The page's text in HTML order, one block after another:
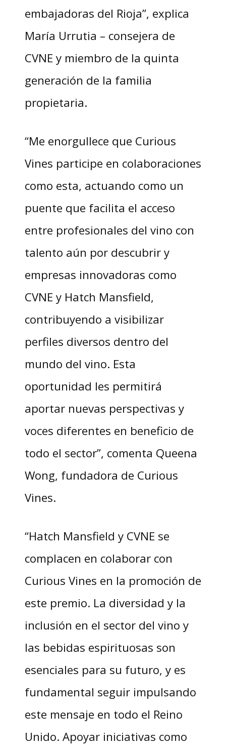
embajadoras del Rioja”, explica
María Urrutia – consejera de
CVNE y miembro de la quinta
generación de la familia
propietaria.
“Me enorgullece que Curious
Vines participe en colaboraciones
como esta, actuando como un
puente que facilita el acceso
entre profesionales del vino con
talento aún por descubrir y
empresas innovadoras como
CVNE y Hatch Mansfield,
contribuyendo a visibilizar
perfiles diversos dentro del
mundo del vino. Esta
oportunidad les permitirá
aportar nuevas perspectivas y
voces diferentes en beneficio de
todo el sector”, comenta Queena
Wong, fundadora de Curious
Vines.
“Hatch Mansfield y CVNE se
complacen en colaborar con
Curious Vines en la promoción de
este premio. La diversidad y la
inclusión en el sector del vino y
las bebidas espirituosas son
esenciales para su futuro, y es
fundamental seguir impulsando
este mensaje en todo el Reino
Unido. Apoyar iniciativas como